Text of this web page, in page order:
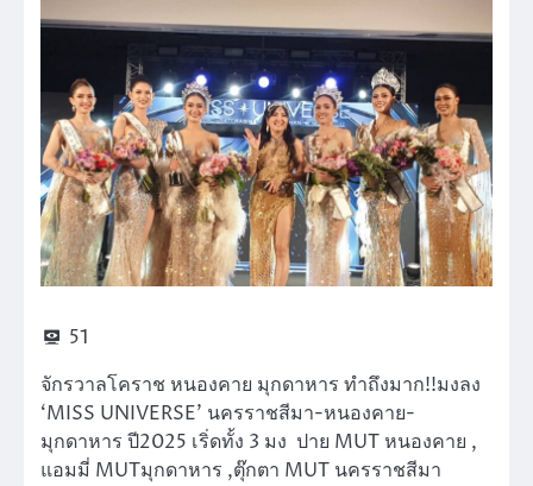
51
จักรวาลโคราช หนองคาย มุกดาหาร ทำถึงมาก!!มงลง
‘MISS UNIVERSE’ นครราชสีมา-หนองคาย-
มุกดาหาร ปี2025 เริ่ดทั้ง 3 มง ปาย MUT หนองคาย ,
แอมมี่ MUTมุกดาหาร ,ตุ๊กตา MUT นครราชสีมา